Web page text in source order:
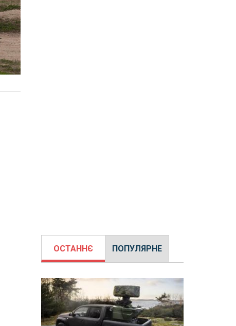
ОСТАННЄ ПОПУЛЯРНЕ